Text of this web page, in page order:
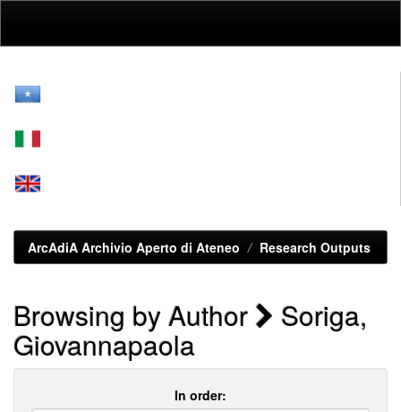
ArcAdiA Archivio Aperto di Ateneo Research Outputs
Browsing by Author Soriga,
Giovannapaola
In order: